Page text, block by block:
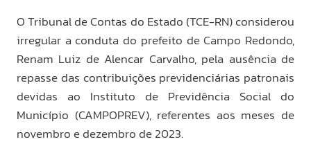
O Tribunal de Contas do Estado (TCE-RN) considerou
irregular a conduta do prefeito de Campo Redondo,
Renam Luiz de Alencar Carvalho, pela ausência de
repasse das contribuições previdenciárias patronais
devidas ao Instituto de Previdência Social do
Município (CAMPOPREV), referentes aos meses de
novembro e dezembro de 2023.